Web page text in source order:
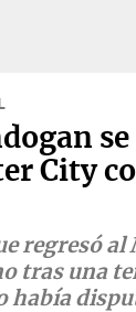
K
Opinión
Blogs
City
regresó al
tras una
había